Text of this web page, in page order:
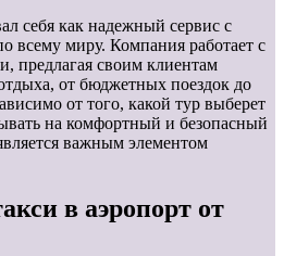
себя как надежный сервис с
всему миру. Компания работает с
предлагая своим клиентам
от бюджетных поездок до
от того, какой тур выберет
на комфортный и безопасный
важным элементом
в аэропорт от